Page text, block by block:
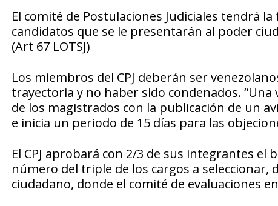
El comité de Postulaciones Judiciales tendrá
candidatos que se le presentarán al poder
(Art 67 LOTSJ)
Los miembros del CPJ deberán ser
trayectoria y no haber sido condenados. “Una
de los magistrados con la publicación de un
e inicia un periodo de 15 días para las
El CPJ aprobará con 2/3 de sus integrantes
número del triple de los cargos a seleccionar,
ciudadano, donde el comité de evaluaciones